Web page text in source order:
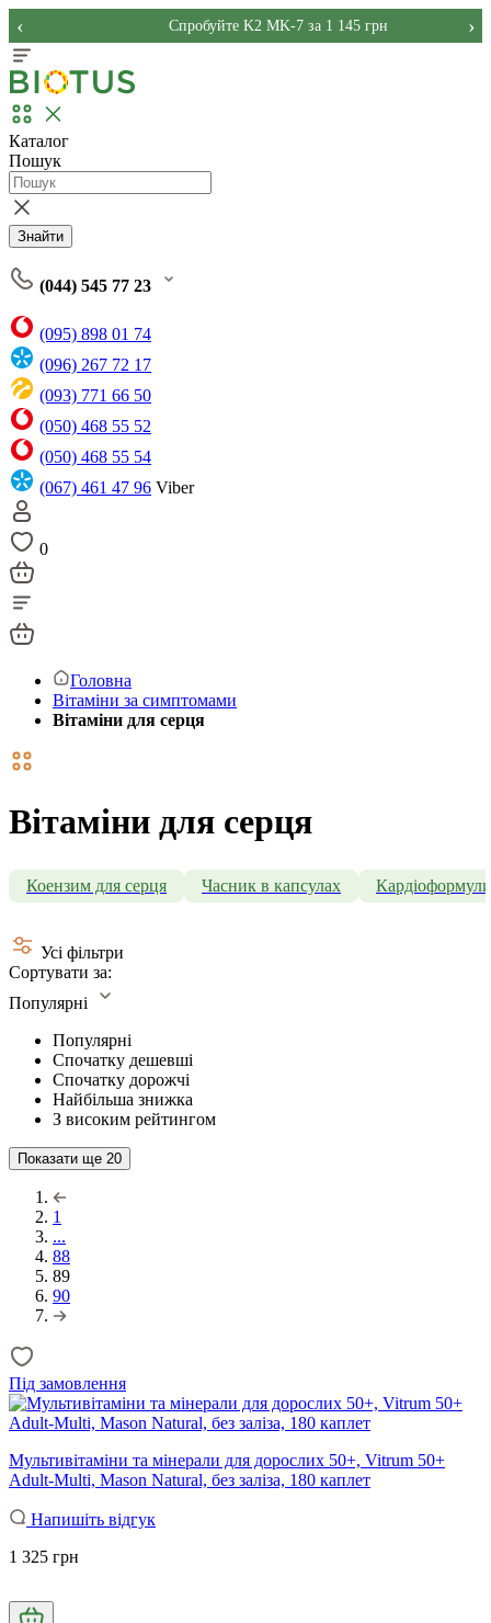
Спробуйте K2 MK-7 за 1 145 грн
‹ ›
Каталог
Пошук
Знайти
(044) 545 77 23
(095) 898 01 74
(096) 267 72 17
(093) 771 66 50
(050) 468 55 52
(050) 468 55 54
(067) 461 47 96 Viber
0
Головна
Вітаміни за симптомами
Вітаміни для серця
Вітаміни для серця
Коензим для серця Часник в капсулах Кардіоформули
Усі фільтри
Сортувати за:
Популярні
Популярні
Спочатку дешевші
Спочатку дорожчі
Найбільша знижка
З високим рейтингом
Показати ще 20
1
...
88
89
90
Під замовлення
Мультивітаміни та мінерали для дорослих 50+, Vitrum 50+
Adult-Multi, Mason Natural, без заліза, 180 каплет
Напишіть відгук
1 325 грн